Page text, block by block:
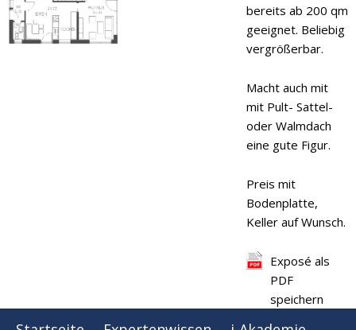
bereits ab 200 qm
geeignet. Beliebig
vergrößerbar.
Macht auch mit
mit Pult- Sattel-
oder Walmdach
eine gute Figur.
Preis mit
Bodenplatte,
Keller auf Wunsch.
Exposé als
PDF
speichern